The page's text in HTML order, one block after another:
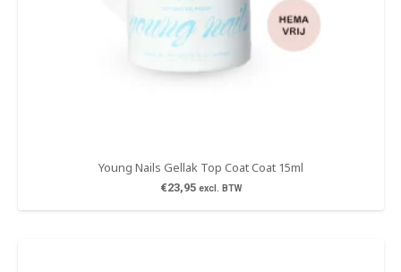
Young Nails Gellak Top Coat Coat 15ml
€23,95 excl. BTW